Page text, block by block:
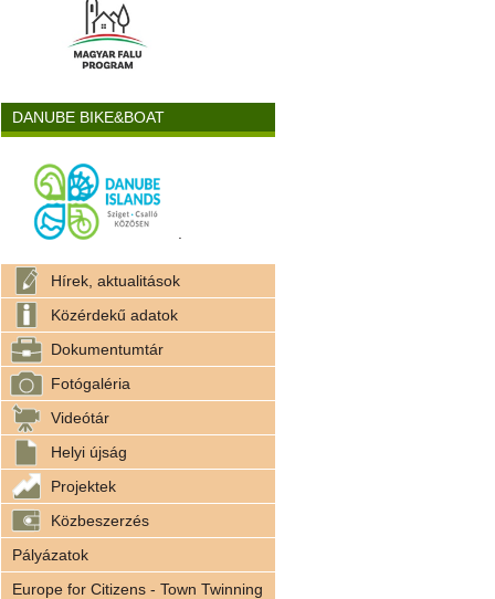
DANUBE BIKE&BOAT
Hírek, aktualitások
Közérdekű adatok
Dokumentumtár
Fotógaléria
Videótár
Helyi újság
Projektek
Közbeszerzés
Pályázatok
Europe for Citizens - Town Twinning